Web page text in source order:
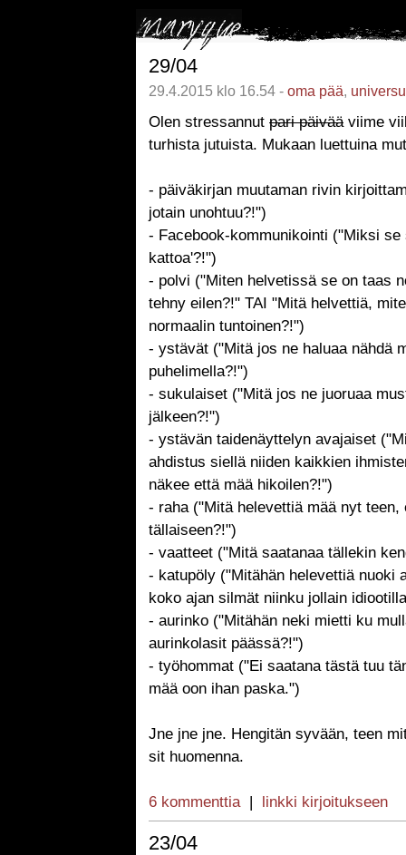
29/04
29.4.2015 klo 16.54 - oma pää,
Olen stressannut pari päivääviime
turhista jutuista. Mukaan luettuina
- päiväkirjan muutaman rivin
jotain unohtuu?!")
- Facebook-kommunikointi ("Miksi se
kattoa'?!")
- polvi ("Miten helvetissä se on taas
tehny eilen?!" TAI "Mitä helvettiä,
normaalin tuntoinen?!")
- ystävät ("Mitä jos ne haluaa nähdä
puhelimella?!")
- sukulaiset ("Mitä jos ne juoruaa
jälkeen?!")
- ystävän taidenäyttelyn avajaiset
ahdistus siellä niiden kaikkien
näkee että mää hikoilen?!")
- raha ("Mitä helevettiä mää nyt teen,
tällaiseen?!")
- vaatteet ("Mitä saatanaa tällekin
- katupöly ("Mitähän helevettiä nuoki
koko ajan silmät niinku jollain
- aurinko ("Mitähän neki mietti ku
aurinkolasit päässä?!")
- työhommat ("Ei saatana tästä tuu
mää oon ihan paska.")
Jne jne jne. Hengitän syvään, teen
sit huomenna.
6 kommenttia| linkki kirjoitukseen
23/04